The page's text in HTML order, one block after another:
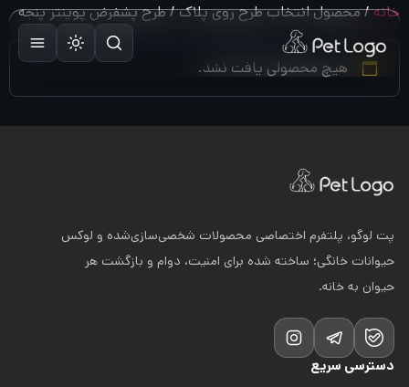
پرش
محتوا
خانه/ محصول انتخاب طرح روی پلاک / طرح پشفرض پوینتر پنجه
هیچ محصولی یافت نشد.
پت لوگو، پلتفرم اختصاصی محصولات شخصی‌سازی‌شده و لوکس
حیوانات خانگی؛ ساخته شده برای امنیت، دوام و بازگشت هر
حیوان به خانه.
دسترسی سریع